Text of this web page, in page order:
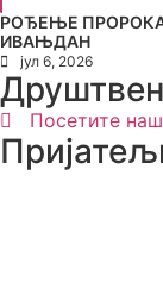
РОЂЕЊЕ
ИВАЊДАН
јул 6, 2026
Посетите наш